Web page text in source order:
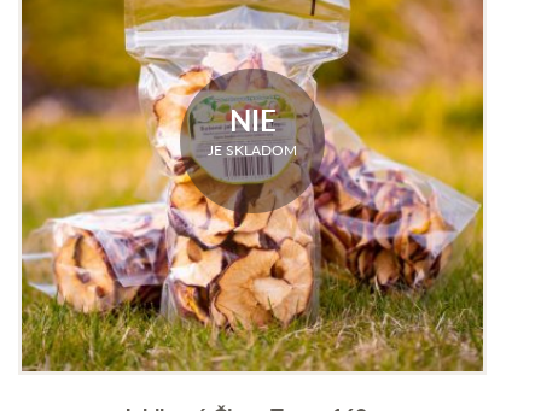
NIE
JE SKLADOM